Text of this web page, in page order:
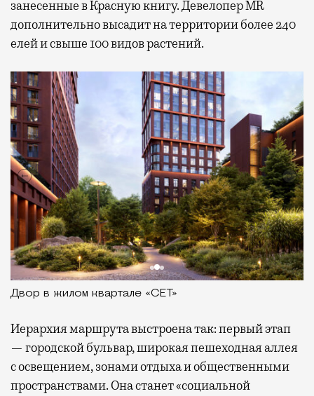
занесенные в Красную книгу. Девелопер MR
дополнительно высадит на территории более 240
елей и свыше 100 видов растений.
Двор в жилом квартале «СЕТ»
Иерархия маршрута выстроена так: первый этап
— городской бульвар, широкая пешеходная аллея
с освещением, зонами отдыха и общественными
пространствами. Она станет «социальной